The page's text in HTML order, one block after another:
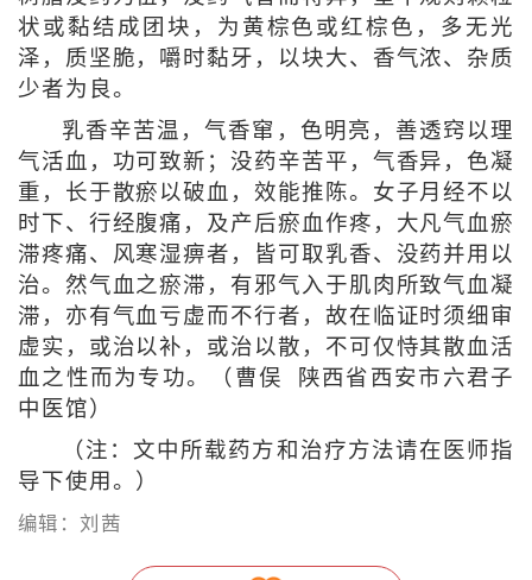
状或黏结成团块，为黄棕色或红棕色，多无光
泽，质坚脆，嚼时黏牙，以块大、香气浓、杂质
少者为良。
乳香辛苦温，气香窜，色明亮，善透窍以理
气活血，功可致新；没药辛苦平，气香异，色凝
重，长于散瘀以破血，效能推陈。女子月经不以
时下、行经腹痛，及产后瘀血作疼，大凡气血瘀
滞疼痛、风寒湿痹者，皆可取乳香、没药并用以
治。然气血之瘀滞，有邪气入于肌肉所致气血凝
滞，亦有气血亏虚而不行者，故在临证时须细审
虚实，或治以补，或治以散，不可仅恃其散血活
血之性而为专功。（曹俣 陕西省西安市六君子
中医馆）
（注：文中所载药方和治疗方法请在医师指
导下使用。）
编辑：刘茜